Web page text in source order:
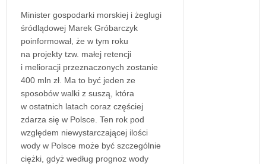
Minister gospodarki morskiej i żeglugi
śródlądowej Marek Gróbarczyk
poinformował, że w tym roku
na projekty tzw. małej retencji
i melioracji przeznaczonych zostanie
400 mln zł. Ma to być jeden ze
sposobów walki z suszą, która
w ostatnich latach coraz częściej
zdarza się w Polsce. Ten rok pod
względem niewystarczającej ilości
wody w Polsce może być szczególnie
ciężki, gdyż według prognoz wody